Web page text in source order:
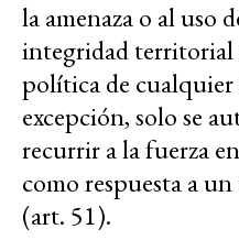
la amenaza o al uso
integridad territorial
política de cualquier
excepción, solo se
recurrir a la fuerza
como respuesta a
(art. 51).